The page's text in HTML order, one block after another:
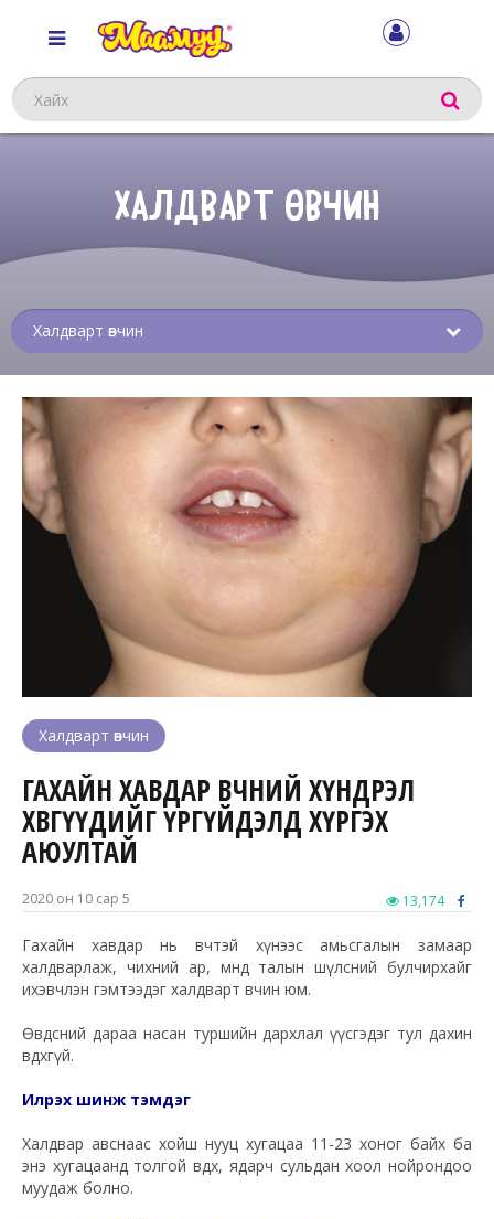
Хайх
ХАЛДВАРТ ӨВЧИН
Халдварт өвчин
ГАХАЙН ХАВДАР ӨВЧНИЙ ХҮНДРЭЛ
ХӨВГҮҮДИЙГ ҮРГҮЙДЭЛД ХҮРГЭХ
АЮУЛТАЙ
2020 он 10 сар 5 13,174
Гахайн хавдар нь өвчтэй хүнээс амьсгалын замаар
халдварлаж, чихний ар, өмнөд талын шүлсний булчирхайг
ихэвчлэн гэмтээдэг халдварт өвчин юм.
Өвдсөний дараа насан туршийн дархлал үүсгэдэг тул дахин
өвдөхгүй.
Илрэх шинж тэмдэг
Халдвар авснаас хойш нууц хугацаа 11-23 хоног байх ба
энэ хугацаанд толгой өвдөх, ядарч сульдан хоол нойрондоо
муудаж болно.